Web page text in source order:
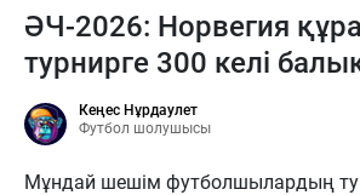
ӘЧ-2026: Норвегия
турнирге 300 келі
Кеңес Нұрдаулет
Футбол шолушысы
Мұндай шешім футболшылардың